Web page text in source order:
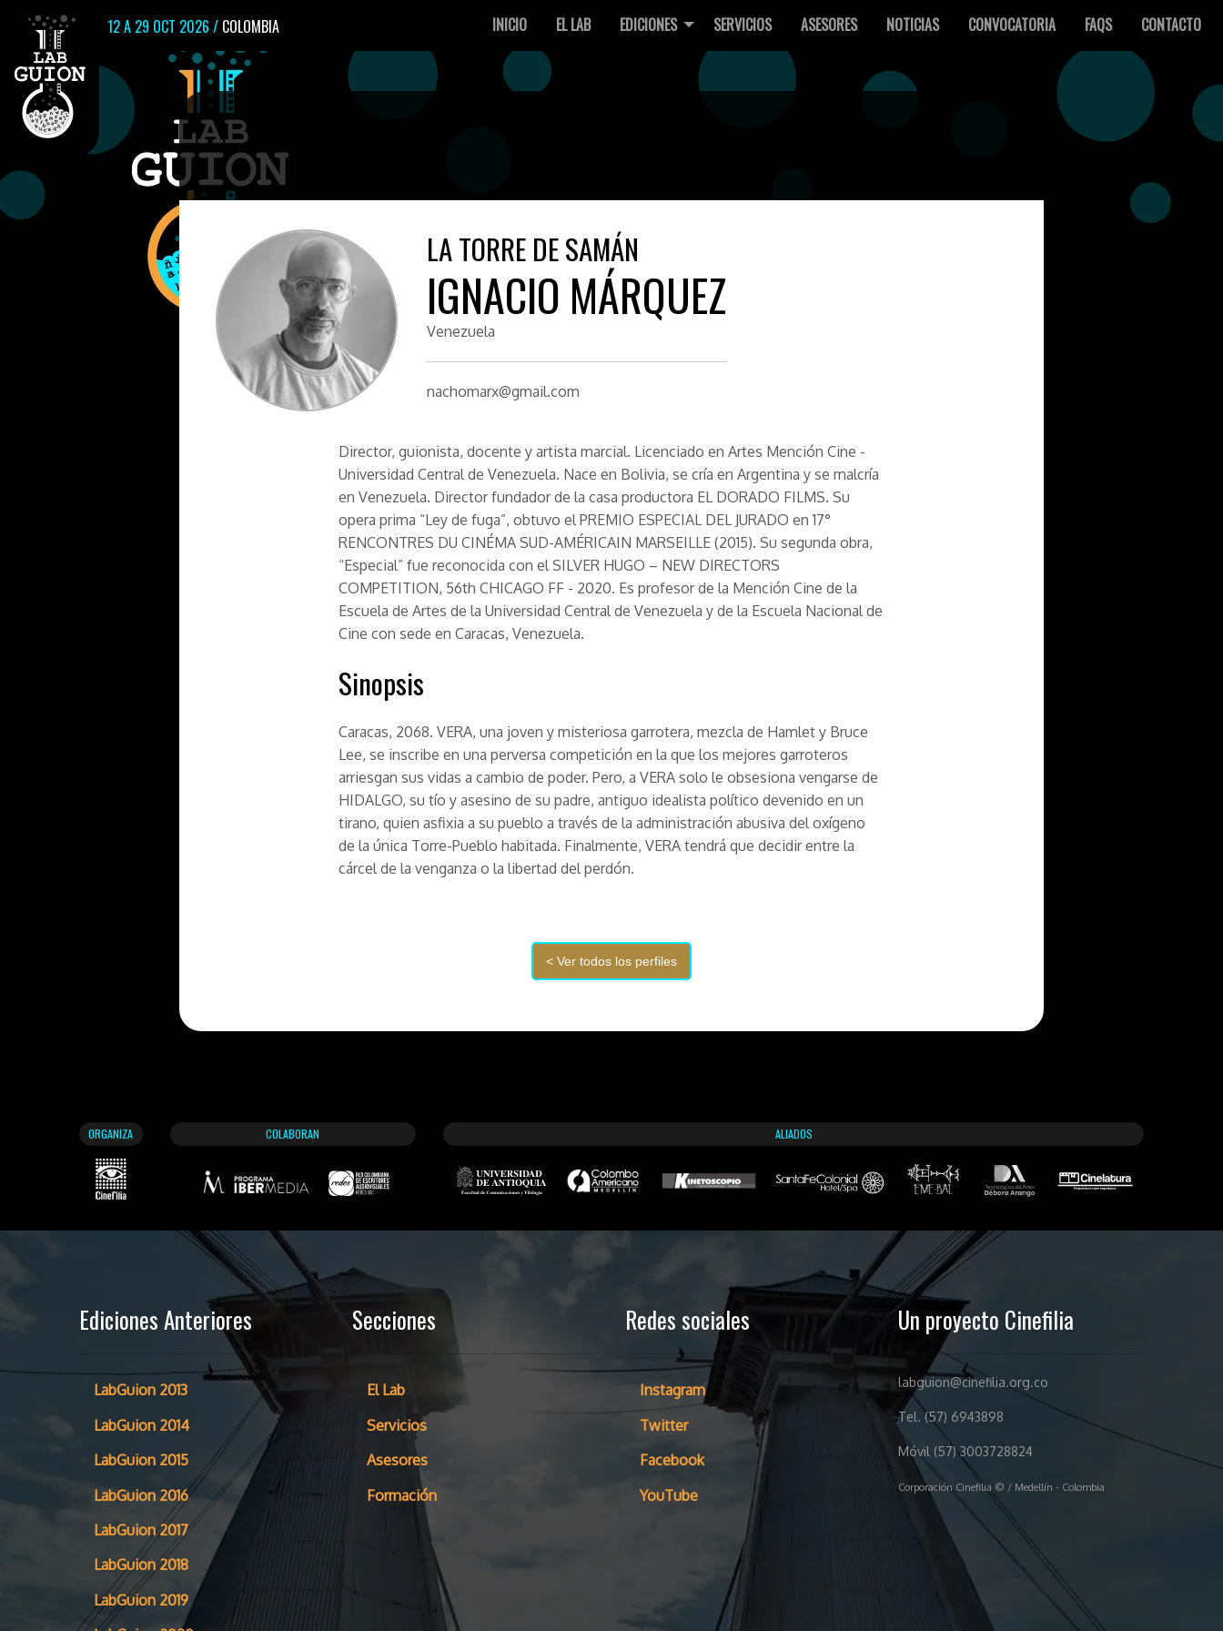
12 A 29 OCT 2026 / COLOMBIA INICIO EL LAB EDICIONES SERVICIOS ASESORES NOTICIAS CONVOCATORIA FAQS CONTACTO
LA TORRE DE SAMÁN
IGNACIO MÁRQUEZ
Venezuela
nachomarx@gmail.com
Director, guionista, docente y artista marcial. Licenciado en Artes Mención Cine -
Universidad Central de Venezuela. Nace en Bolivia, se cría en Argentina y se malcría
en Venezuela. Director fundador de la casa productora EL DORADO FILMS. Su
opera prima “Ley de fuga”, obtuvo el PREMIO ESPECIAL DEL JURADO en 17°
RENCONTRES DU CINÉMA SUD-AMÉRICAIN MARSEILLE (2015). Su segunda obra,
“Especial” fue reconocida con el SILVER HUGO – NEW DIRECTORS
COMPETITION, 56th CHICAGO FF - 2020. Es profesor de la Mención Cine de la
Escuela de Artes de la Universidad Central de Venezuela y de la Escuela Nacional de
Cine con sede en Caracas, Venezuela.
Sinopsis
Caracas, 2068. VERA, una joven y misteriosa garrotera, mezcla de Hamlet y Bruce
Lee, se inscribe en una perversa competición en la que los mejores garroteros
arriesgan sus vidas a cambio de poder. Pero, a VERA solo le obsesiona vengarse de
HIDALGO, su tío y asesino de su padre, antiguo idealista político devenido en un
tirano, quien asfixia a su pueblo a través de la administración abusiva del oxígeno
de la única Torre-Pueblo habitada. Finalmente, VERA tendrá que decidir entre la
cárcel de la venganza o la libertad del perdón.
ORGANIZA COLABORAN ALIADOS
Ediciones Anteriores
LabGuion 2013
LabGuion 2014
LabGuion 2015
LabGuion 2016
LabGuion 2017
LabGuion 2018
LabGuion 2019
Secciones
El Lab
Servicios
Asesores
Formación
Redes sociales
Instagram
Twitter
Facebook
YouTube
Un proyecto Cinefilia
labguion@cinefilia.org.co
Tel. (57) 6943898
Móvil (57) 3003728824
Corporación Cinefilia © / Medellín - Colombia